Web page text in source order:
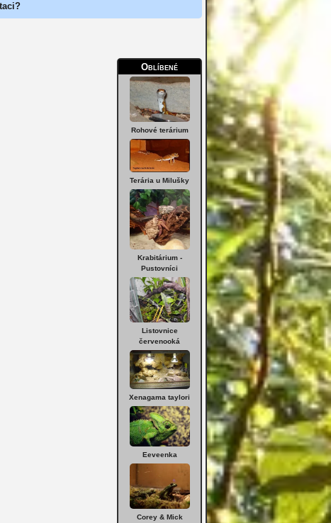
Oblíbené
Rohové terárium
Terária u Milušky
Krabitárium -
Pustovníci
Listovnice
červenooká
Xenagama taylori
Eeveenka
Corey & Mick